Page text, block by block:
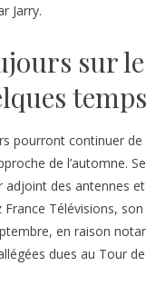
Jarry.
sur
temps
pourront continuer de
de l’automne.
adjoint des antennes
Télévisions,
en raison
dues au Tour